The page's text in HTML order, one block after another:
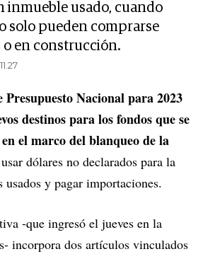
inmueble usado, cuando
solo pueden comprarse
en construcción.
Presupuesto Nacional para 2023
destinos para los fondos que se
el marco del blanqueo de la
dólares no declarados para la
y pagar importaciones.
-que ingresó el jueves en la
incorpora dos artículos vinculados